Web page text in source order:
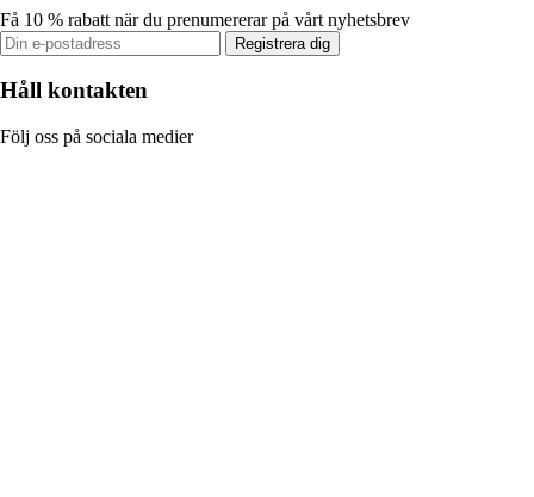
Få 10 % rabatt när du prenumererar på vårt nyhetsbrev
Registrera dig
Håll kontakten
Följ oss på sociala medier